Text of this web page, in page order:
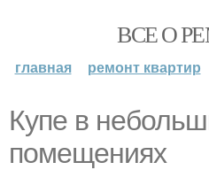
ВСЕ О
главная ремонт квартир
Купе в
помещениях